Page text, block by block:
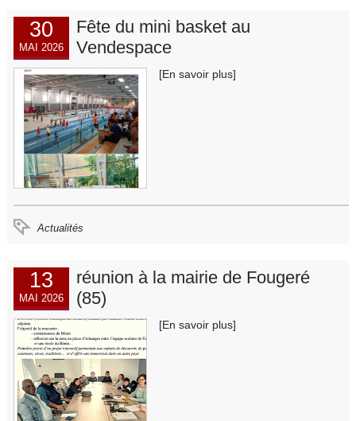
30
MAI 2026
Fête du mini basket au
Vendespace
[En savoir plus]
Actualités
13
MAI 2026
réunion à la mairie de Fougeré
(85)
[En savoir plus]